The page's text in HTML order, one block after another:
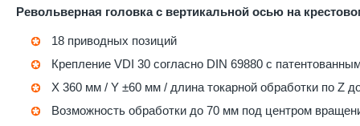
Револьверная головка с вертикальной осью на
18 приводных позиций
Крепление VDI 30 согласно DIN 69880 с
X 360 мм / Y ±60 мм / длина токарной обработки по Z
Возможность обработки до 70 мм под центром